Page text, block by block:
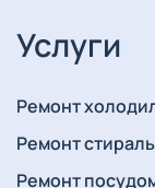
Услуги
Ремонт
Ремонт
Ремонт